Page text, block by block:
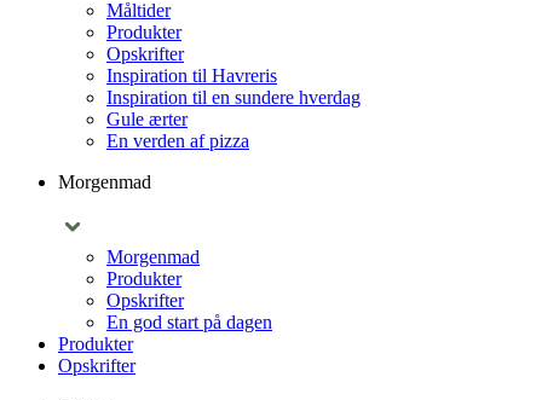
Måltider
Produkter
Opskrifter
Inspiration til Havreris
Inspiration til en sundere hverdag
Gule ærter
En verden af pizza
Morgenmad
Morgenmad
Produkter
Opskrifter
En god start på dagen
Produkter
Opskrifter